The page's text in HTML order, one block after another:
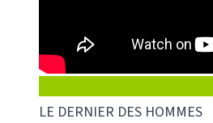
LE DERNIER DES HOMMES